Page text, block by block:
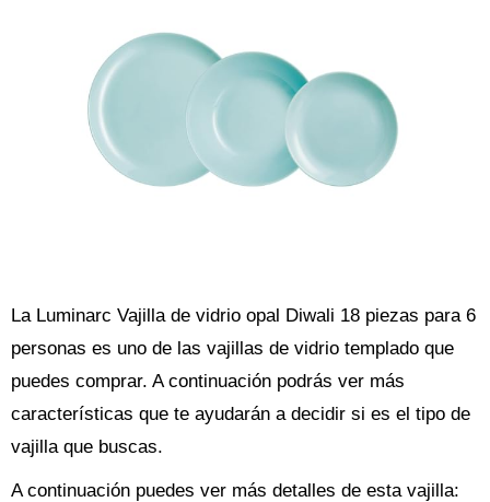
La Luminarc Vajilla de vidrio opal Diwali 18 piezas para 6
personas es uno de las vajillas de vidrio templado que
puedes comprar. A continuación podrás ver más
características que te ayudarán a decidir si es el tipo de
vajilla que buscas.
A continuación puedes ver más detalles de esta vajilla: